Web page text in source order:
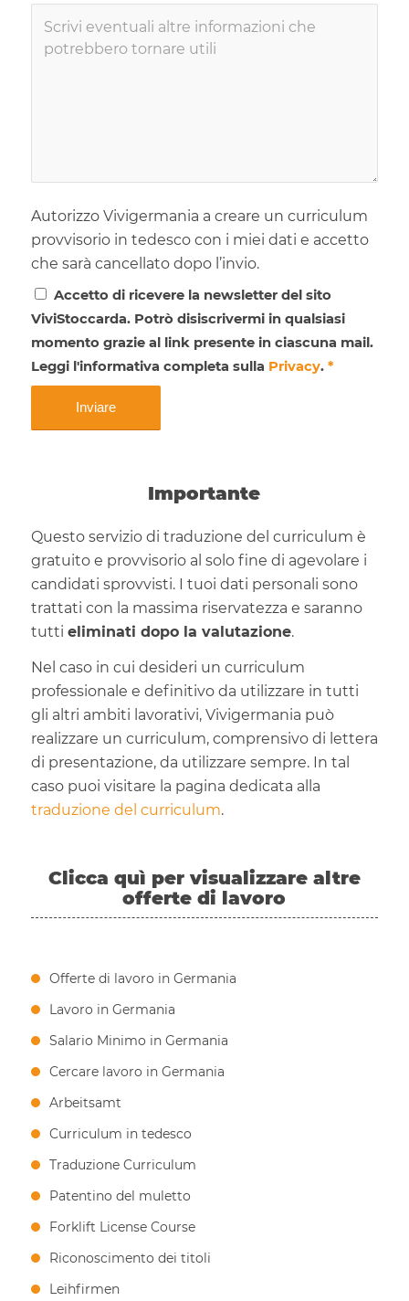
Autorizzo Vivigermania a creare un curriculum
provvisorio in tedesco con i miei dati e accetto
che sarà cancellato dopo l’invio.
Accetto di ricevere la newsletter del sito
ViviStoccarda. Potrò disiscrivermi in qualsiasi
momento grazie al link presente in ciascuna mail.
Leggi l'informativa completa sulla Privacy. *
Importante
Questo servizio di traduzione del curriculum è
gratuito e provvisorio al solo fine di agevolare i
candidati sprovvisti. I tuoi dati personali sono
trattati con la massima riservatezza e saranno
tutti eliminati dopo la valutazione.
Nel caso in cui desideri un curriculum
professionale e definitivo da utilizzare in tutti
gli altri ambiti lavorativi, Vivigermania può
realizzare un curriculum, comprensivo di lettera
di presentazione, da utilizzare sempre. In tal
caso puoi visitare la pagina dedicata alla
traduzione del curriculum.
Clicca quì per visualizzare altre
offerte di lavoro
Offerte di lavoro in Germania
Lavoro in Germania
Salario Minimo in Germania
Cercare lavoro in Germania
Arbeitsamt
Curriculum in tedesco
Traduzione Curriculum
Patentino del muletto
Forklift License Course
Riconoscimento dei titoli
Leihfirmen